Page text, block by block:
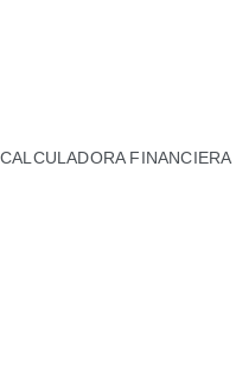
CALCULADORA FINANCIERA